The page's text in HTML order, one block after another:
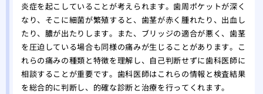
炎症を起こしていることが考えられます。歯周ポケットが深く
なり、そこに細菌が繁殖すると、歯茎が赤く腫れたり、出血し
たり、膿が出たりします。また、ブリッジの適合が悪く、歯茎
を圧迫している場合も同様の痛みが生じることがあります。こ
れらの痛みの種類と特徴を理解し、自己判断せずに歯科医師に
相談することが重要です。歯科医師はこれらの情報と検査結果
を総合的に判断し、的確な診断と治療を行ってくれます。